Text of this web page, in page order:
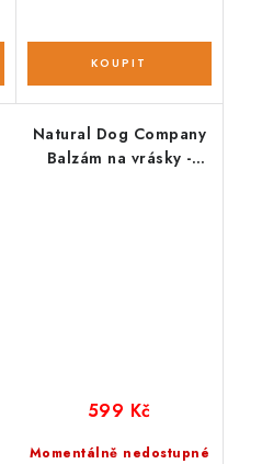
Natural Dog Company
Balzám na vrásky -
Momentálně nedostupné
599 Kč